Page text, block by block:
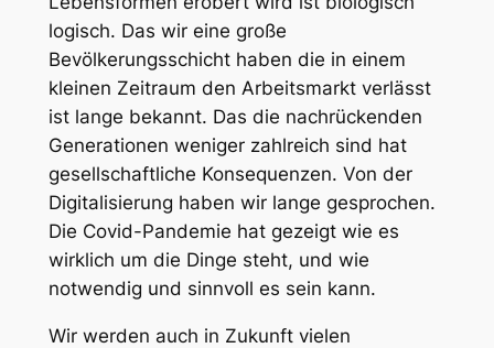
logisch. Das wir eine große
Bevölkerungsschicht haben die in einem
kleinen Zeitraum den Arbeitsmarkt verlässt
ist lange bekannt. Das die nachrückenden
Generationen weniger zahlreich sind hat
gesellschaftliche Konsequenzen. Von der
Digitalisierung haben wir lange gesprochen.
Die Covid-Pandemie hat gezeigt wie es
wirklich um die Dinge steht, und wie
notwendig und sinnvoll es sein kann.
Wir werden auch in Zukunft vielen